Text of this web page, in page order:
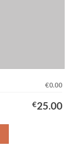
€0.00
€25.00
Años Hombre 2025/